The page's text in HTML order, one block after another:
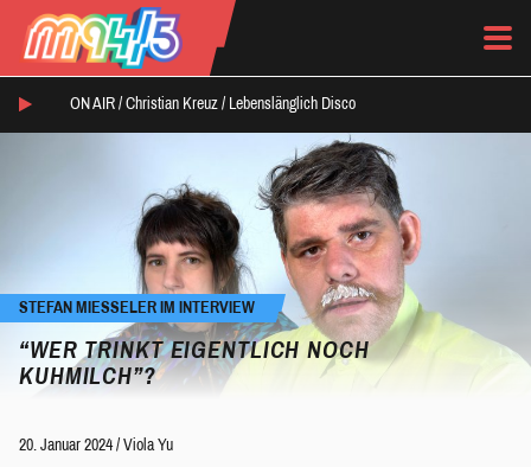
ON AIR / Christian Kreuz / Lebenslänglich Disco
STEFAN MIESSELER IM INTERVIEW
“WER TRINKT EIGENTLICH NOCH
KUHMILCH”?
20. Januar 2024/ Viola Yu